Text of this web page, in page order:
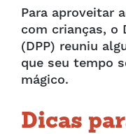
Para aproveitar
com crianças, o
(DPP) reuniu
que seu tempo
mágico.
Dicas